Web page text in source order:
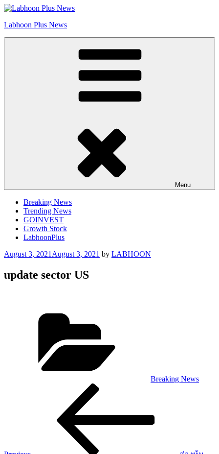
Skip
content
Labhoon Plus News
Menu
Breaking News
Trending News
GOINVEST
Growth Stock
LabhoonPlus
Posted
August 3, 2021 August 3, 2021 by LABHOON
update sector US
Breaking News